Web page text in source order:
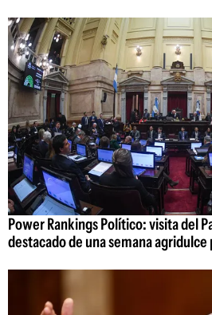
Power Rankings Político: visita del
destacado de una semana agridulce